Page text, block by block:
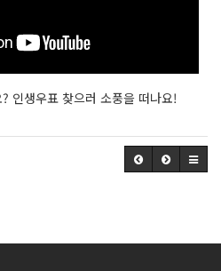
인생우표 찾으러 소풍을 떠나요!